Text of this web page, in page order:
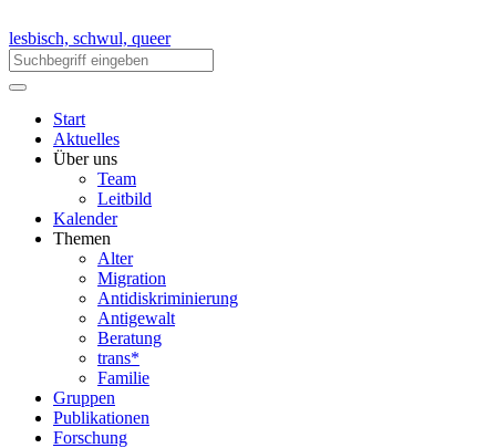
lesbisch, schwul, queer
Start
Aktuelles
Über uns
Team
Leitbild
Kalender
Themen
Alter
Migration
Antidiskriminierung
Antigewalt
Beratung
trans*
Familie
Gruppen
Publikationen
Forschung